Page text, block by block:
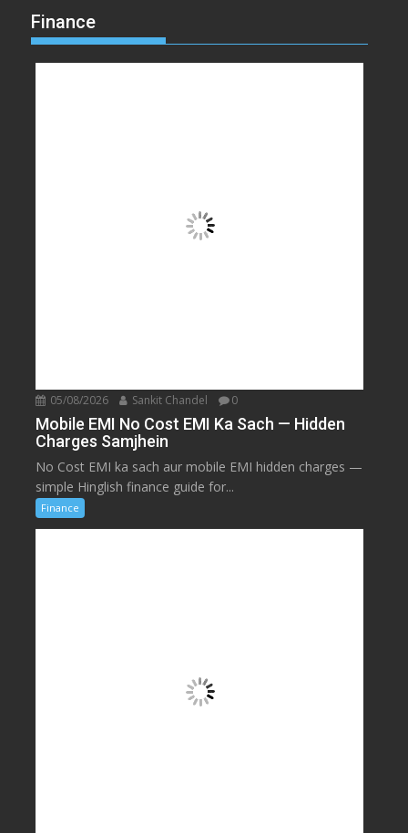
Finance
05/08/2026 Sankit Chandel 0
Mobile EMI No Cost EMI Ka Sach — Hidden
Charges Samjhein
No Cost EMI ka sach aur mobile EMI hidden charges —
simple Hinglish finance guide for...
Finance